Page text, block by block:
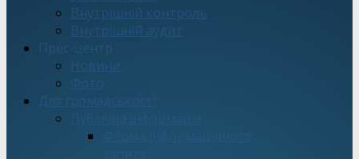
Внутрішній контроль
Внутрішній аудит
Прес-центр
Новини
Фото
Для громадськості